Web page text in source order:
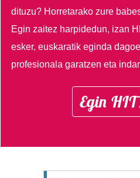
dituzu? Horretarako zure
Egin zaitez harpidedun, izan
esker, euskaratik eginda
profesionala garatzen eta
Egin